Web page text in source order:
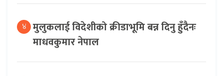
४ मुलुकलाई विदेशीको क्रीडाभूमि बन्न दिनु हुँदैनः
माधवकुमार नेपाल